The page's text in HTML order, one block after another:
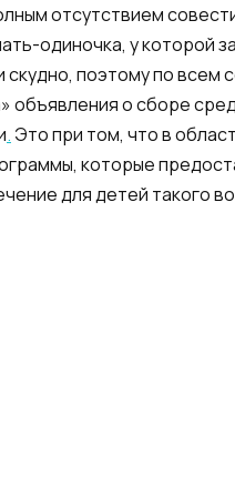
отсутствием
одиночка, у которой
скудно, поэтому по всем
объявления о сборе
. Это при том, что в
которые
для детей такого